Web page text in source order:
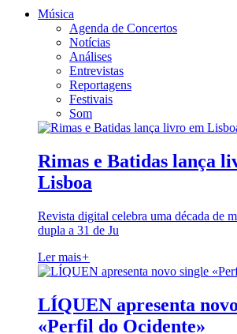
Música
Agenda de Concertos
Notícias
Análises
Entrevistas
Reportagens
Festivais
Som
Rimas e Batidas lança
Lisboa
Revista digital celebra uma década de
dupla a 31 de Ju
Ler mais+
LÍQUEN apresenta
«Perfil do Ocidente»